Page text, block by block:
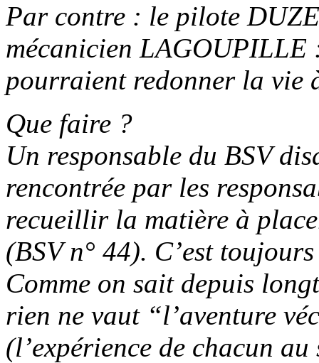
Par contre : le pilote
mécanicien LAGOUPILLE
pourraient redonner la vie
Que faire ?
Un responsable du BSV
rencontrée par les
recueillir la matière à
(BSV n° 44). C’est
Comme on sait depuis
rien ne vaut “l’aventure
(l’expérience de chacun